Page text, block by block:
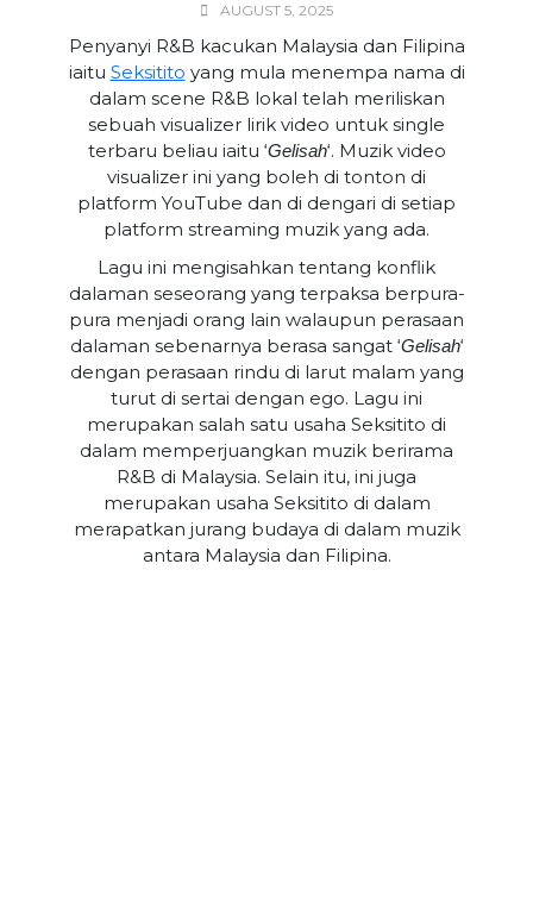
AUGUST 5, 2025
Penyanyi R&B kacukan Malaysia dan Filipina
iaitu Seksitito yang mula menempa nama di
dalam scene R&B lokal telah meriliskan
sebuah visualizer lirik video untuk single
terbaru beliau iaitu ‘Gelisah‘. Muzik video
visualizer ini yang boleh di tonton di
platform YouTube dan di dengari di setiap
platform streaming muzik yang ada.
Lagu ini mengisahkan tentang konflik
dalaman seseorang yang terpaksa berpura-
pura menjadi orang lain walaupun perasaan
dalaman sebenarnya berasa sangat ‘Gelisah‘
dengan perasaan rindu di larut malam yang
turut di sertai dengan ego. Lagu ini
merupakan salah satu usaha Seksitito di
dalam memperjuangkan muzik berirama
R&B di Malaysia. Selain itu, ini juga
merupakan usaha Seksitito di dalam
merapatkan jurang budaya di dalam muzik
antara Malaysia dan Filipina.